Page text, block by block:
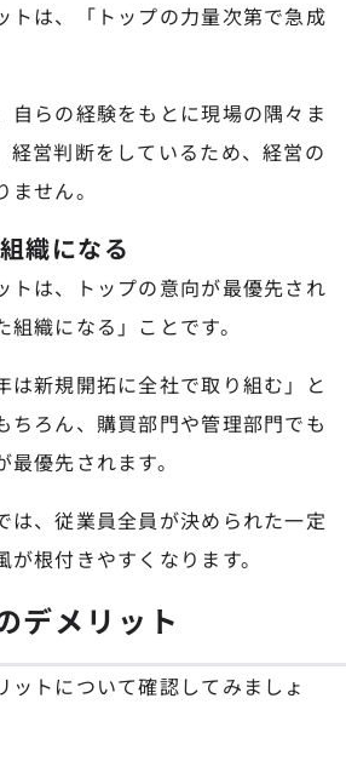
トは、「トップの力量次第で急成
自らの経験をもとに現場の隅々ま
経営判断をしているため、経営の
せん。
織になる
トは、トップの意向が最優先され
織になる」ことです。
は新規開拓に全社で取り組む」と
ちろん、購買部門や管理部門でも
優先されます。
は、従業員全員が決められた一定
根付きやすくなります。
デメリット
ットについて確認してみましょ